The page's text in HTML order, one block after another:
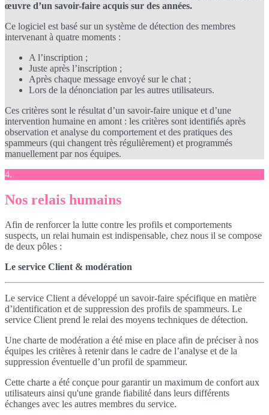
œuvre d’un savoir-faire acquis sur des années.
Ce logiciel est basé sur un système de détection des membres
intervenant à quatre moments :
A l’inscription ;
Juste après l’inscription ;
Après chaque message envoyé sur le chat ;
Lors de la dénonciation par les autres utilisateurs.
Ces critères sont le résultat d’un savoir-faire unique et d’une
intervention humaine en amont : les critères sont identifiés après
observation et analyse du comportement et des pratiques des
spammeurs (qui changent très régulièrement) et programmés
manuellement par nos équipes.
4.
Nos relais humains
Afin de renforcer la lutte contre les profils et comportements
suspects, un relai humain est indispensable, chez nous il se compose
de deux pôles :
Le service Client & modération
Le service Client a développé un savoir-faire spécifique en matière
d’identification et de suppression des profils de spammeurs. Le
service Client prend le relai des moyens techniques de détection.
Une charte de modération a été mise en place afin de préciser à nos
équipes les critères à retenir dans le cadre de l’analyse et de la
suppression éventuelle d’un profil de spammeur.
Cette charte a été conçue pour garantir un maximum de confort aux
utilisateurs ainsi qu'une grande fiabilité dans leurs différents
échanges avec les autres membres du service.